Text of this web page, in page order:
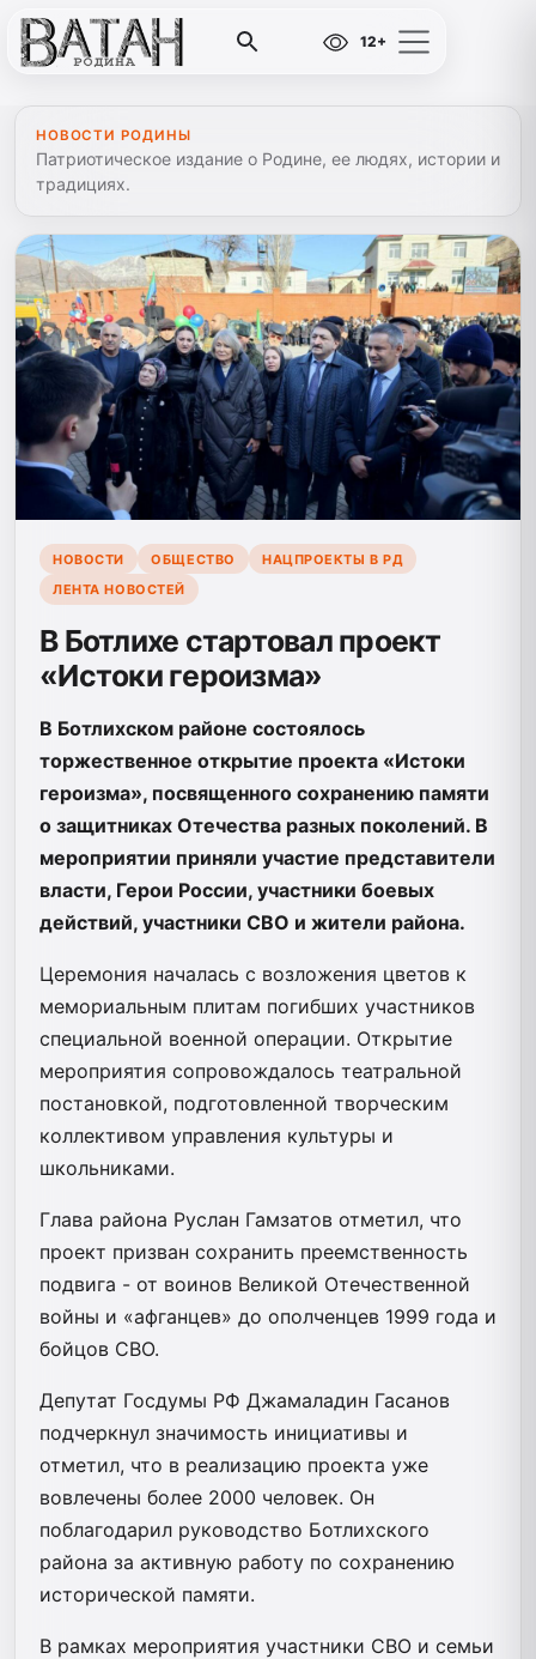
12+
НОВОСТИ РОДИНЫ
Патриотическое издание о Родине, ее людях, истории и
традициях.
НОВОСТИ ОБЩЕСТВО
НАЦПРОЕКТЫ В РД
ЛЕНТА НОВОСТЕЙ
В Ботлихе стартовал проект
«Истоки героизма»
В Ботлихском районе состоялось
торжественное открытие проекта «Истоки
героизма», посвященного сохранению памяти
о защитниках Отечества разных поколений. В
мероприятии приняли участие представители
власти, Герои России, участники боевых
действий, участники СВО и жители района.
Церемония началась с возложения цветов к
мемориальным плитам погибших участников
специальной военной операции. Открытие
мероприятия сопровождалось театральной
постановкой, подготовленной творческим
коллективом управления культуры и
школьниками.
Глава района Руслан Гамзатов отметил, что
проект призван сохранить преемственность
подвига - от воинов Великой Отечественной
войны и «афганцев» до ополченцев 1999 года и
бойцов СВО.
Депутат Госдумы РФ Джамаладин Гасанов
подчеркнул значимость инициативы и
отметил, что в реализацию проекта уже
вовлечены более 2000 человек. Он
поблагодарил руководство Ботлихского
района за активную работу по сохранению
исторической памяти.
В рамках мероприятия участники СВО и семьи